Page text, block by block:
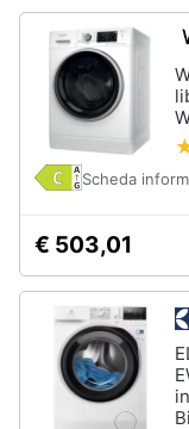
Scheda
€ 503,01